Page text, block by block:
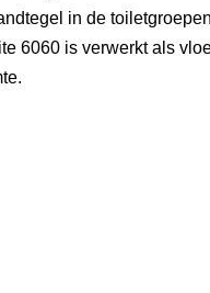
in de
6060 is verwerkt als